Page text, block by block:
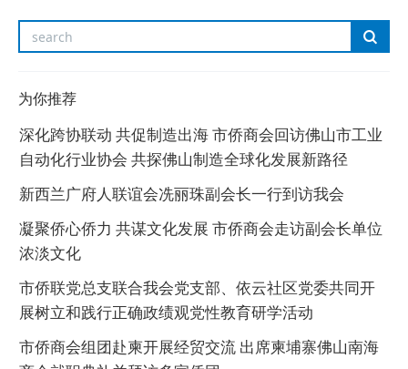
为你推荐
深化跨协联动 共促制造出海 市侨商会回访佛山市工业
自动化行业协会 共探佛山制造全球化发展新路径
新西兰广府人联谊会冼丽珠副会长一行到访我会
凝聚侨心侨力 共谋文化发展 市侨商会走访副会长单位
浓淡文化
市侨联党总支联合我会党支部、依云社区党委共同开
展树立和践行正确政绩观党性教育研学活动
市侨商会组团赴柬开展经贸交流 出席柬埔寨佛山南海